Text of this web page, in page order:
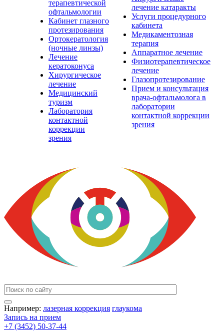
терапевтической
офтальмологии
Кабинет глазного
протезирования
Ортокератология
(ночные линзы)
Лечение
кератоконуса
Хирургическое
лечение
Медицинский
туризм
Лаборатория
контактной
коррекции
зрения
лечение катаракты
Услуги процедурного
кабинета
Медикаментозная
терапия
Аппаратное лечение
Физиотерапевтическое
лечение
Глазопротезирование
Прием и консультация
врача-офтальмолога в
лаборатории
контактной коррекции
зрения
Например: лазерная коррекция глаукома
Запись на прием
+7 (3452) 50-37-44